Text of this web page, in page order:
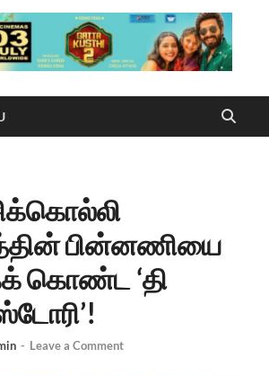
பின்னணியை
கொண்ட ‘தி
- Leave a Comment